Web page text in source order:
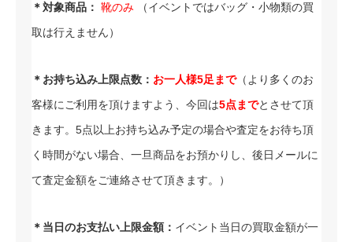
＊対象商品： 靴のみ （イベントではバッグ・小物類の買
取は行えません）
＊お持ち込み上限点数： お一人様5足まで（より多くのお
客様にご利用を頂けますよう、今回は5点までとさせて頂
きます。5点以上お持ち込み予定の場合や査定をお待ち頂
く時間がない場合、一旦商品をお預かりし、後日メールに
て査定金額をご連絡させて頂きます。）
＊当日のお支払い上限金額： イベント当日の買取金額が一